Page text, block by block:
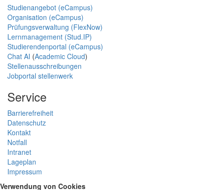
Studienangebot (eCampus)
Organisation (eCampus)
Prüfungsverwaltung (FlexNow)
Lernmanagement (Stud.IP)
Studierendenportal (eCampus)
Chat AI (Academic Cloud)
Stellenausschreibungen
Jobportal stellenwerk
Service
Barrierefreiheit
Datenschutz
Kontakt
Notfall
Intranet
Lageplan
Impressum
Verwendung von Cookies